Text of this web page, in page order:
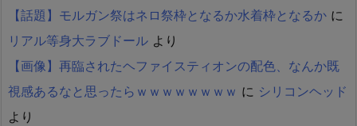
【話題】モルガン祭はネロ祭枠となるか水着枠となるか に
リアル等身大ラブドール より
【画像】再臨されたヘファイスティオンの配色、なんか既
視感あるなと思ったらｗｗｗｗｗｗｗｗ に シリコンヘッド
より